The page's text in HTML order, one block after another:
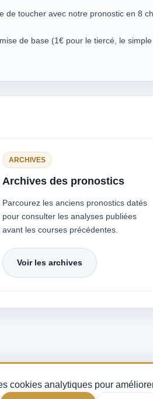
toucher avec notre pronostic en 8
de base (1€ pour le tiercé, le
ARCHIVES
Archives des pronostics
Parcourez les anciens pronostics datés
pour consulter les analyses publiées
avant les courses précédentes.
Voir les archives
des partants et indice de fiabilité turf —
courses PMU.
cookies analytiques pour